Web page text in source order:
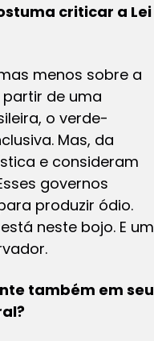
criticar a Lei
menos sobre a
de uma
o verde-
Mas, da
e consideram
governos
produzir ódio.
neste bojo. E um
também em seu